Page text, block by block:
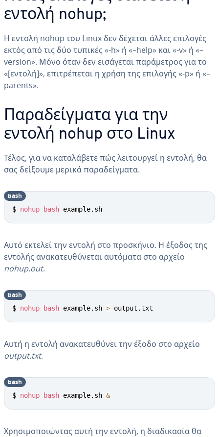
εντολή nohup;
Η εντολή nohup του Linux δεν δέχεται άλλες επιλογές
εκτός από τις δύο τυπικές «-h» ή «–help» και «-v» ή «–
version». Μόνο όταν δεν εισάγεται παράμετρος για το
«[εντολή]», επιτρέπεται η χρήση της επιλογής «-p» ή «–
parents».
Παραδείγματα για την
εντολή nohup στο Linux
Τέλος, για να καταλάβετε πώς λειτουργεί η εντολή, θα
σας δείξουμε μερικά παραδείγματα.
$ nohup bash example.sh
bash
Αυτό εκτελεί την εντολή στο προσκήνιο. Η έξοδος της
εντολής ανακατευθύνεται αυτόματα στο αρχείο
nohup.out.
$ nohup bash example.sh > output.txt
bash
Αυτή η εντολή ανακατευθύνει την έξοδο στο αρχείο
output.txt.
$ nohup bash example.sh &
bash
Χρησιμοποιώντας αυτή την εντολή, η διαδικασία θα